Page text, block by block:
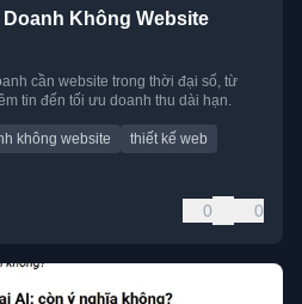
Không Website
cần website trong thời đại số, từ
tin đến tối ưu doanh thu dài hạn.
không website
thiết kế web
0 0